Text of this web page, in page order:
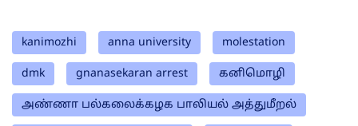
kanimozhi anna university molestation
dmk gnanasekaran arrest கனிமொழி
அண்ணா பல்கலைக்கழக பாலியல் அத்துமீறல்